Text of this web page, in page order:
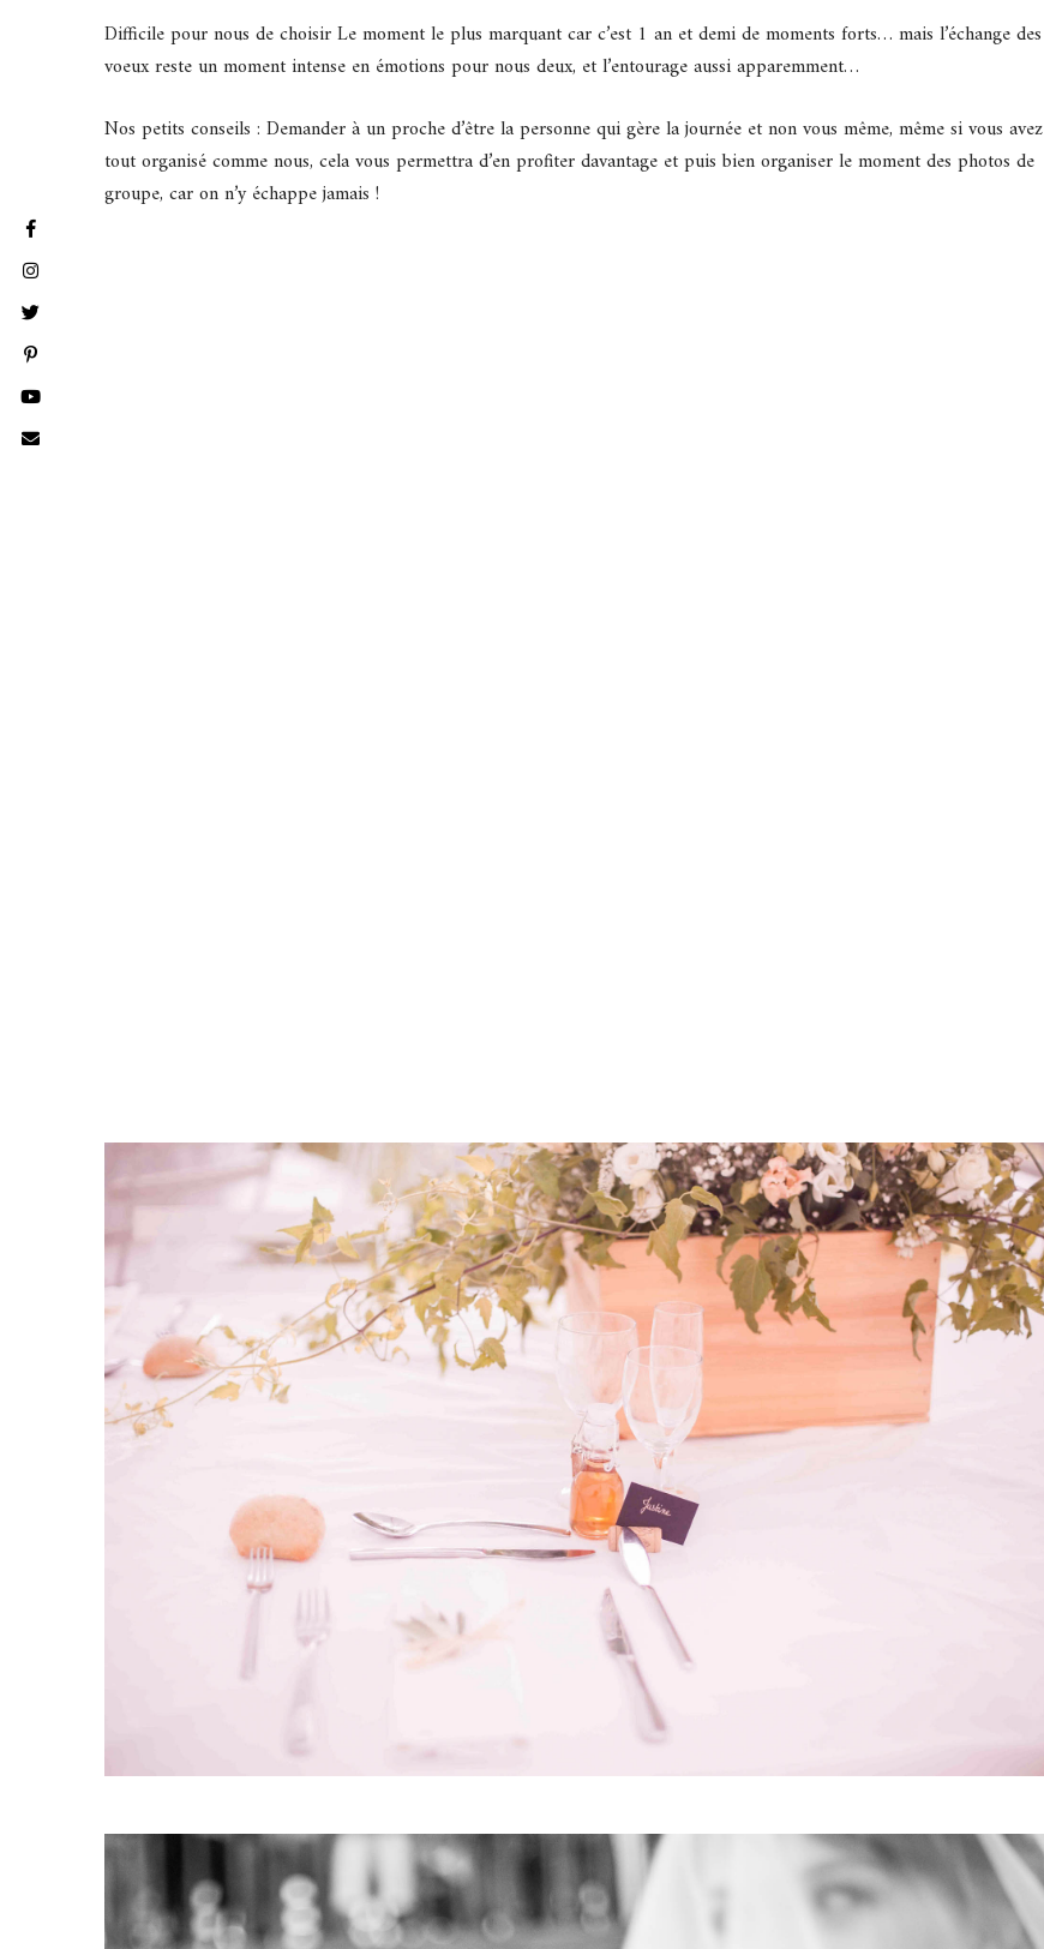
Difficile pour nous de choisir Le moment le plus marquant car c’est 1 an et demi de moments forts… mais l’échange des
voeux reste un moment intense en émotions pour nous deux, et l’entourage aussi apparemment…
Nos petits conseils : Demander à un proche d’être la personne qui gère la journée et non vous même, même si vous avez
tout organisé comme nous, cela vous permettra d’en profiter davantage et puis bien organiser le moment des photos de
groupe, car on n’y échappe jamais !